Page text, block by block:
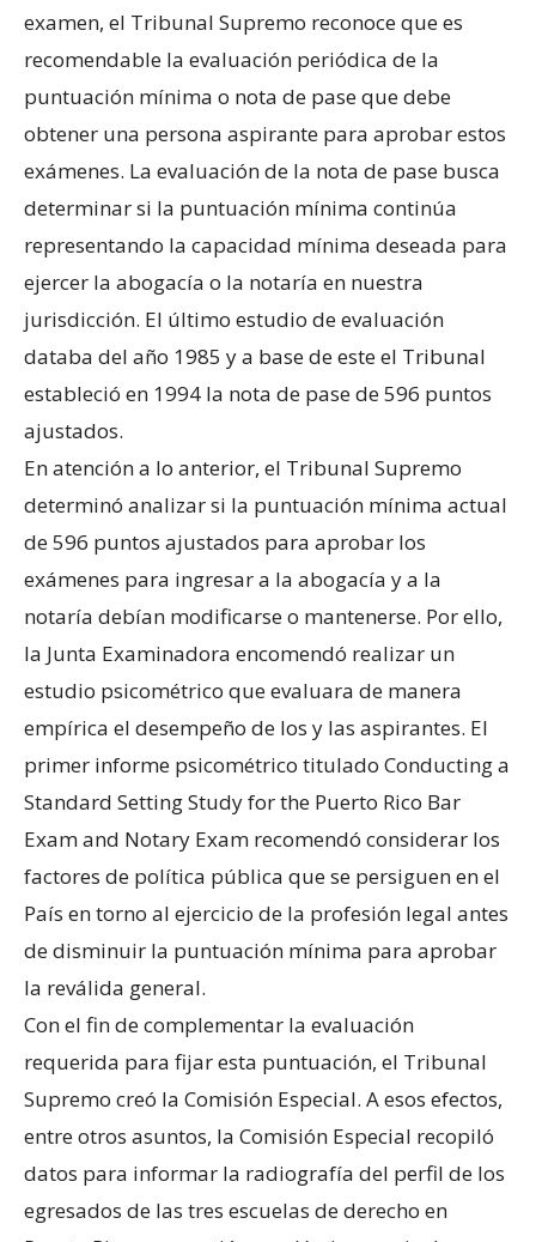
examen, el Tribunal Supremo reconoce que es
recomendable la evaluación periódica de la
puntuación mínima o nota de pase que debe
obtener una persona aspirante para aprobar estos
exámenes. La evaluación de la nota de pase busca
determinar si la puntuación mínima continúa
representando la capacidad mínima deseada para
ejercer la abogacía o la notaría en nuestra
jurisdicción. El último estudio de evaluación
databa del año 1985 y a base de este el Tribunal
estableció en 1994 la nota de pase de 596 puntos
ajustados.
En atención a lo anterior, el Tribunal Supremo
determinó analizar si la puntuación mínima actual
de 596 puntos ajustados para aprobar los
exámenes para ingresar a la abogacía y a la
notaría debían modificarse o mantenerse. Por ello,
la Junta Examinadora encomendó realizar un
estudio psicométrico que evaluara de manera
empírica el desempeño de los y las aspirantes. El
primer informe psicométrico titulado Conducting a
Standard Setting Study for the Puerto Rico Bar
Exam and Notary Exam recomendó considerar los
factores de política pública que se persiguen en el
País en torno al ejercicio de la profesión legal antes
de disminuir la puntuación mínima para aprobar
la reválida general.
Con el fin de complementar la evaluación
requerida para fijar esta puntuación, el Tribunal
Supremo creó la Comisión Especial. A esos efectos,
entre otros asuntos, la Comisión Especial recopiló
datos para informar la radiografía del perfil de los
egresados de las tres escuelas de derecho en